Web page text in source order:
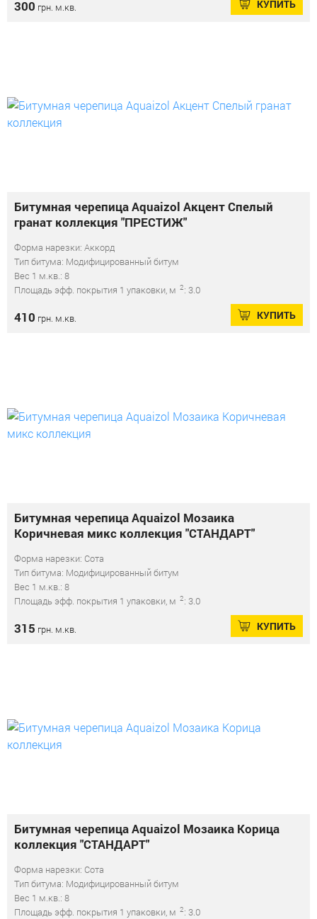
300 грн. м.кв. КУПИТЬ
Битумная черепица Aquaizol Акцент Спелый
гранат коллекция "ПРЕСТИЖ"
Форма нарезки: Аккорд
Тип битума: Модифицированный битум
Вес 1 м.кв.: 8
Площадь эфф. покрытия 1 упаковки, м 2: 3.0
410 грн. м.кв. КУПИТЬ
Битумная черепица Aquaizol Мозаика
Коричневая микс коллекция "СТАНДАРТ"
Форма нарезки: Сота
Тип битума: Модифицированный битум
Вес 1 м.кв.: 8
Площадь эфф. покрытия 1 упаковки, м 2: 3.0
315 грн. м.кв. КУПИТЬ
Битумная черепица Aquaizol Мозаика Корица
коллекция "СТАНДАРТ"
Форма нарезки: Сота
Тип битума: Модифицированный битум
Вес 1 м.кв.: 8
Площадь эфф. покрытия 1 упаковки, м 2: 3.0